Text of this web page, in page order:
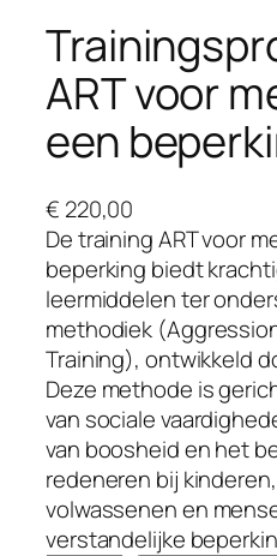
ART voor
een
€ 220,00
De training ART voor
beperking biedt
leermiddelen ter
methodiek
Training), ontwikkeld
Deze methode is
van sociale
van boosheid en het
redeneren bij
volwassenen en
verstandelijke